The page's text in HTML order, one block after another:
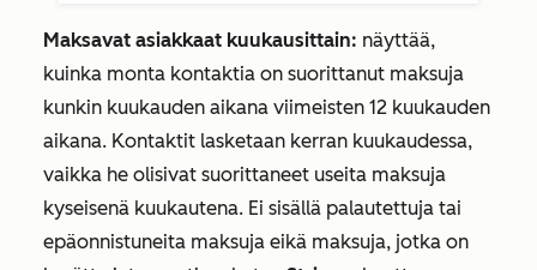
Maksavat asiakkaat kuukausittain: näyttää,
kuinka monta kontaktia on suorittanut maksuja
kunkin kuukauden aikana viimeisten 12 kuukauden
aikana. Kontaktit lasketaan kerran kuukaudessa,
vaikka he olisivat suorittaneet useita maksuja
kyseisenä kuukautena. Ei sisällä palautettuja tai
epäonnistuneita maksuja eikä maksuja, jotka on